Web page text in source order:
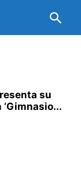
su